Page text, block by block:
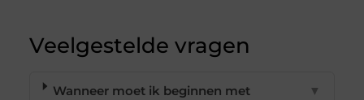
Veelgestelde vragen
Wanneer moet ik beginnen met
▼